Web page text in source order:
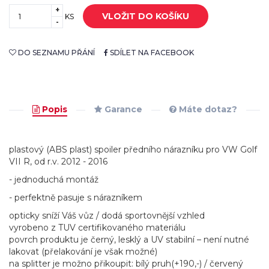
+
-
KS VLOŽIT DO KOŠÍKU
DO SEZNAMU PŘÁNÍ SDÍLET NA FACEBOOK
Popis Garance Máte dotaz?
plastový (ABS plast) spoiler předního nárazníku pro VW Golf
VII R, od r.v. 2012 - 2016
- jednoduchá montáž
- perfektně pasuje s nárazníkem
opticky sníží Váš vůz / dodá sportovnější vzhled
vyrobeno z TUV certifikovaného materiálu
povrch produktu je černý, lesklý a UV stabilní – není nutné
lakovat (přelakování je však možné)
na splitter je možno přikoupit: bílý pruh(+190,-) / červený